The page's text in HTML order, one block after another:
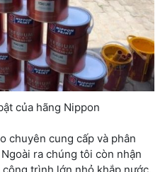
của hãng Nippon
chuyên cung cấp và phân
ra chúng tôi còn nhận